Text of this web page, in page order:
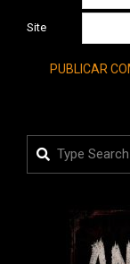
Site
Search